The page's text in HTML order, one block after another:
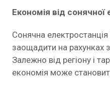
Економія від сонячної
Сонячна
заощадити на рахунках
Залежно від регіону і
економія може